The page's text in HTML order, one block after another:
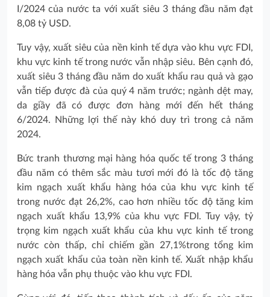
I/2024 của nước ta với xuất siêu 3 tháng đầu năm đạt
8,08 tỷ USD.
Tuy vậy, xuất siêu của nền kinh tế dựa vào khu vực FDI,
khu vực kinh tế trong nước vẫn nhập siêu. Bên cạnh đó,
xuất siêu 3 tháng đầu năm do xuất khẩu rau quả và gạo
vẫn tiếp được đà của quý 4 năm trước; ngành dệt may,
da giầy đã có được đơn hàng mới đến hết tháng
6/2024. Những lợi thế này khó duy trì trong cả năm
2024.
Bức tranh thương mại hàng hóa quốc tế trong 3 tháng
đầu năm có thêm sắc màu tươi mới đó là tốc độ tăng
kim ngạch xuất khẩu hàng hóa của khu vực kinh tế
trong nước đạt 26,2%, cao hơn nhiều tốc độ tăng kim
ngạch xuất khẩu 13,9% của khu vực FDI. Tuy vậy, tỷ
trọng kim ngạch xuất khẩu của khu vực kinh tế trong
nước còn thấp, chỉ chiếm gần 27,1%trong tổng kim
ngạch xuất khẩu của toàn nền kinh tế. Xuất nhập khẩu
hàng hóa vẫn phụ thuộc vào khu vực FDI.